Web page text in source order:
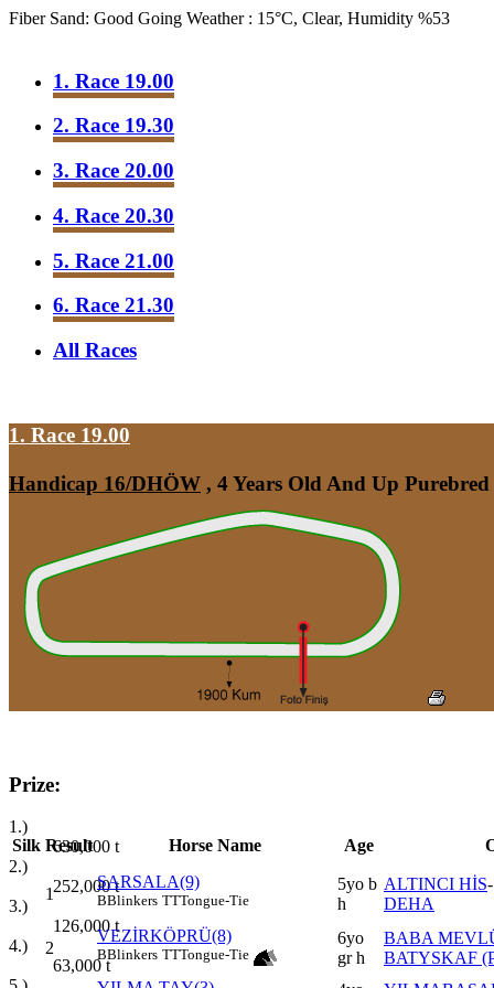
Fiber Sand: Good Going Weather : 15°C, Clear, Humidity %53
1. Race 19.00
2. Race 19.30
3. Race 20.00
4. Race 20.30
5. Race 21.00
6. Race 21.30
All Races
1. Race 19.00
Handicap 16/DHÖW , 4 Years Old And Up
Prize:
1.)
630,000 t
2.)
252,000t
3.)
126,000t
4.)
63,000t
Silk Result Horse Name Age
1
SARSALA(9)
BBlinkers TTTongue-Tie
5yo b
h
ALTINCI HİS-
DEHA
2
VEZİRKÖPRÜ(8)
BBlinkers TTTongue-Tie
6yo
gr h
BABA
BATYSKAF